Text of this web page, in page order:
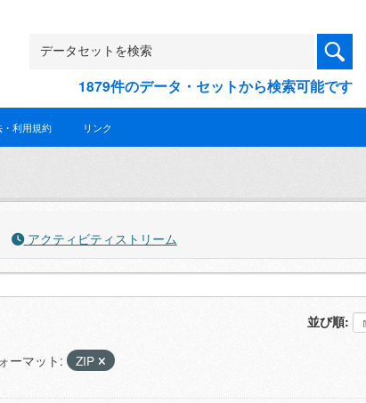
1879件のデータ・セットから検索可能です
利用規約 リンク
アクティビティストリーム
並び順
ーマット: ZIP